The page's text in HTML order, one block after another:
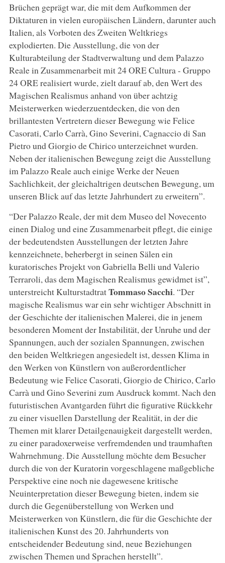
Brüchen geprägt war, die mit dem Aufkommen der
Diktaturen in vielen europäischen Ländern, darunter auch
Italien, als Vorboten des Zweiten Weltkriegs
explodierten. Die Ausstellung, die von der
Kulturabteilung der Stadtverwaltung und dem Palazzo
Reale in Zusammenarbeit mit 24 ORE Cultura - Gruppo
24 ORE realisiert wurde, zielt darauf ab, den Wert des
Magischen Realismus anhand von über achtzig
Meisterwerken wiederzuentdecken, die von den
brillantesten Vertretern dieser Bewegung wie Felice
Casorati, Carlo Carrà, Gino Severini, Cagnaccio di San
Pietro und Giorgio de Chirico unterzeichnet wurden.
Neben der italienischen Bewegung zeigt die Ausstellung
im Palazzo Reale auch einige Werke der Neuen
Sachlichkeit, der gleichaltrigen deutschen Bewegung, um
unseren Blick auf das letzte Jahrhundert zu erweitern”.
“Der Palazzo Reale, der mit dem Museo del Novecento
einen Dialog und eine Zusammenarbeit pflegt, die einige
der bedeutendsten Ausstellungen der letzten Jahre
kennzeichnete, beherbergt in seinen Sälen ein
kuratorisches Projekt von Gabriella Belli und Valerio
Terraroli, das dem Magischen Realismus gewidmet ist”,
unterstreicht KulturstadtratTommaso Sacchi. “Der
magische Realismus war ein sehr wichtiger Abschnitt in
der Geschichte der italienischen Malerei, die in jenem
besonderen Moment der Instabilität, der Unruhe und der
Spannungen, auch der sozialen Spannungen, zwischen
den beiden Weltkriegen angesiedelt ist, dessen Klima in
den Werken von Künstlern von außerordentlicher
Bedeutung wie Felice Casorati, Giorgio de Chirico, Carlo
Carrà und Gino Severini zum Ausdruck kommt. Nach den
futuristischen Avantgarden führt die figurative Rückkehr
zu einer visuellen Darstellung der Realität, in der die
Themen mit klarer Detailgenauigkeit dargestellt werden,
zu einer paradoxerweise verfremdenden und traumhaften
Wahrnehmung. Die Ausstellung möchte dem Besucher
durch die von der Kuratorin vorgeschlagene maßgebliche
Perspektive eine noch nie dagewesene kritische
Neuinterpretation dieser Bewegung bieten, indem sie
durch die Gegenüberstellung von Werken und
Meisterwerken von Künstlern, die für die Geschichte der
italienischen Kunst des 20. Jahrhunderts von
entscheidender Bedeutung sind, neue Beziehungen
zwischen Themen und Sprachen herstellt”.